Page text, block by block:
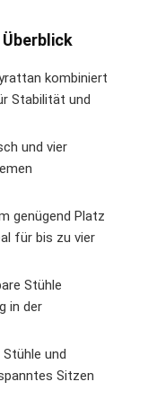
kombiniert
Stabilität und
und vier
genügend Platz
für bis zu vier
Stühle
in der
und
Sitzen